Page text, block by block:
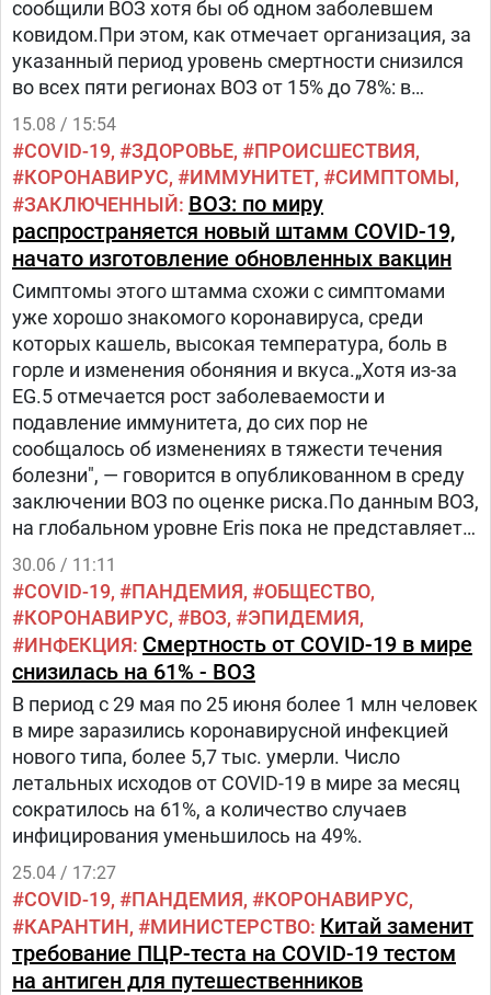
сообщили ВОЗ хотя бы об одном заболевшем
ковидом.При этом, как отмечает организация, за
указанный период уровень смертности снизился
во всех пяти регионах ВОЗ от 15% до 78%: в
Африканском регионе, в Юго-Восточной Азии, в
Европейском регионе, Западно-Тихоокеанском
регионе и в восточном Средиземноморье.«COVID-
19 продолжает оставаться серьёзной угрозой и
ВОЗ настоятельно призывает государства-члены
поддерживать, а не демонтировать созданную
ими инфраструктуру [борьбы с] COVID-19», —
подчёркивается в сводке организации.По данным
на 13 августа, за время пандемии во всем мире
зарегистрировано более 769 млн случаев
заражения ковидом и 6,9 миллиона смертей.
15.08 / 15:54
COVID-19 ЗДОРОВЬЕ
ПРОИСШЕСТВИЯ
КОРОНАВИРУС
ИММУНИТЕТ
СИМПТОМЫ
ЗАКЛЮЧЕННЫЙ ВОЗ: по миру
распространяется новый штамм COVID-19,
начато изготовление обновленных вакцин
Симптомы этого штамма схожи с симптомами
уже хорошо знакомого коронавируса, среди
которых кашель, высокая температура, боль в
горле и изменения обоняния и вкуса.„Хотя из-за
EG.5 отмечается рост заболеваемости и
подавление иммунитета, до сих пор не
сообщалось об изменениях в тяжести течения
болезни", — говорится в опубликованном в среду
заключении ВОЗ по оценке риска.По данным ВОЗ,
на глобальном уровне Eris пока не представляет
большой угрозы для здоровья. Однако, как
считают в ВОЗ, из-за некоторых особенностей,
указанных в анализе, штамм EG.5 может стать
доминирующим в некоторых странах или даже во
всем мире.Согласно опубликованным неделю
назад данным, наибольшее число случаев
заболевания вирусом Eris зарегистрировано в
Китае, за ним следуют США, Южная Корея и
Япония.Защититься от штамма EG.5 можно с
помощью обновленных вакцин.
30.06 / 11:11
COVID-19 ПАНДЕМИЯ
ОБЩЕСТВО
КОРОНАВИРУС
ВОЗ
ЭПИДЕМИЯ
ИНФЕКЦИЯ Смертность от COVID-19 в мире
снизилась на 61% - ВОЗ
В период с 29 мая по 25 июня более 1 млн человек
в мире заразились коронавирусной инфекцией
нового типа, более 5,7 тыс. умерли. Число
летальных исходов от COVID-19 в мире за месяц
сократилось на 61%, а количество случаев
инфицирования уменьшилось на 49%.
25.04 / 17:27
COVID-19 ПАНДЕМИЯ
КОРОНАВИРУС
КАРАНТИН
МИНИСТЕРСТВО Китай заменит
требование ПЦР-теста на COVID-19 тестом
на антиген для путешественников